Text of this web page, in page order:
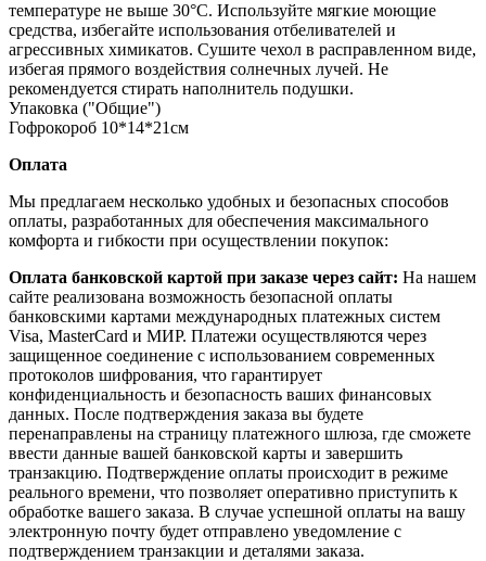
температуре не выше 30°C. Используйте мягкие моющие
средства, избегайте использования отбеливателей и
агрессивных химикатов. Сушите чехол в расправленном виде,
избегая прямого воздействия солнечных лучей. Не
рекомендуется стирать наполнитель подушки.
Упаковка ("Общие")
Гофрокороб 10*14*21см
Оплата
Мы предлагаем несколько удобных и безопасных способов
оплаты, разработанных для обеспечения максимального
комфорта и гибкости при осуществлении покупок:
Оплата банковской картой при заказе через сайт: На нашем
сайте реализована возможность безопасной оплаты
банковскими картами международных платежных систем
Visa, MasterCard и МИР. Платежи осуществляются через
защищенное соединение с использованием современных
протоколов шифрования, что гарантирует
конфиденциальность и безопасность ваших финансовых
данных. После подтверждения заказа вы будете
перенаправлены на страницу платежного шлюза, где сможете
ввести данные вашей банковской карты и завершить
транзакцию. Подтверждение оплаты происходит в режиме
реального времени, что позволяет оперативно приступить к
обработке вашего заказа. В случае успешной оплаты на вашу
электронную почту будет отправлено уведомление с
подтверждением транзакции и деталями заказа.